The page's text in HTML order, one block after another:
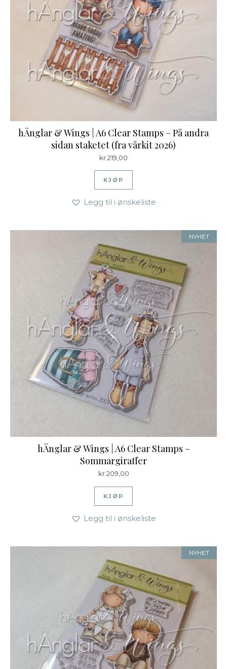
hÄnglar & Wings | A6 Clear Stamps – På andra
sidan staketet (fra vårkit 2026)
kr219,00
KJØP
Legg til i ønskeliste
NYHET
hÄnglar & Wings | A6 Clear Stamps –
Sommargiraffer
kr209,00
KJØP
Legg til i ønskeliste
NYHET